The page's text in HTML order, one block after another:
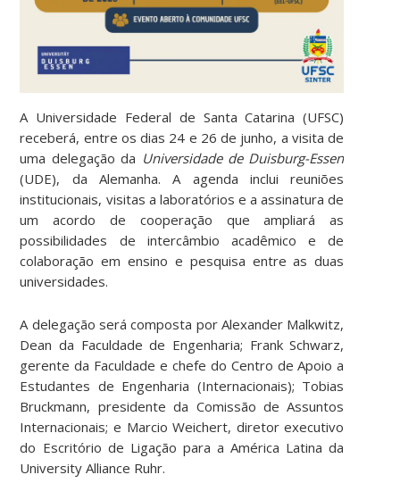
A Universidade Federal de Santa Catarina (UFSC)
receberá, entre os dias 24 e 26 de junho, a visita de
uma delegação da Universidade de Duisburg-Essen
(UDE), da Alemanha. A agenda inclui reuniões
institucionais, visitas a laboratórios e a assinatura de
um acordo de cooperação que ampliará as
possibilidades de intercâmbio acadêmico e de
colaboração em ensino e pesquisa entre as duas
universidades.
A delegação será composta por Alexander Malkwitz,
Dean da Faculdade de Engenharia; Frank Schwarz,
gerente da Faculdade e chefe do Centro de Apoio a
Estudantes de Engenharia (Internacionais); Tobias
Bruckmann, presidente da Comissão de Assuntos
Internacionais; e Marcio Weichert, diretor executivo
do Escritório de Ligação para a América Latina da
University Alliance Ruhr.